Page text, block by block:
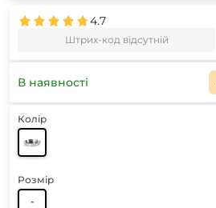
4.7
Штрих-код відсутній
В наявності
Колір
Розмір
-